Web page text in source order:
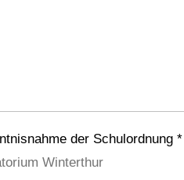
der Schulordnung *
Winterthur